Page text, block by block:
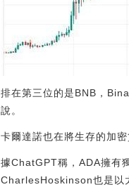
排在第三位的是BNB，
說。
卡爾達諾也在將生存的加密
據ChatGPT稱，ADA擁有
CharlesHoskinson也是以